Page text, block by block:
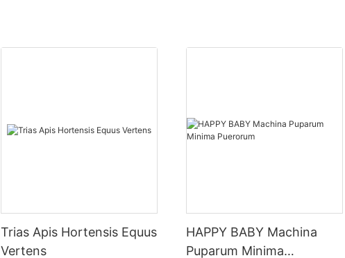
Trias Apis Hortensis Equus
Vertens
HAPPY BABY Machina
Puparum Minima